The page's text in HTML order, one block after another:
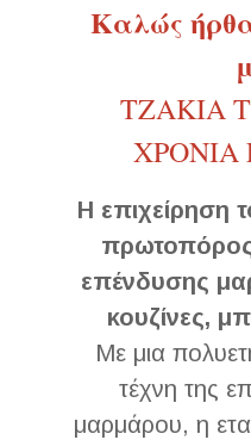
Καλώς
ΤΖΑΚΙΑ
ΧΡΟΝΙΑ
Η επιχείρηση
επένδυσης
κουζίνες,
Με μια
τέχνη της
μαρμάρου, η